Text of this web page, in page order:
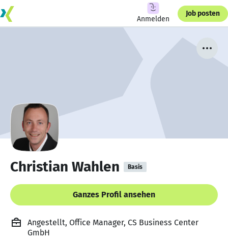
Anmelden
Job posten
Christian Wahlen Basis
Ganzes Profil ansehen
Angestellt, Office Manager, CS Business Center
GmbH